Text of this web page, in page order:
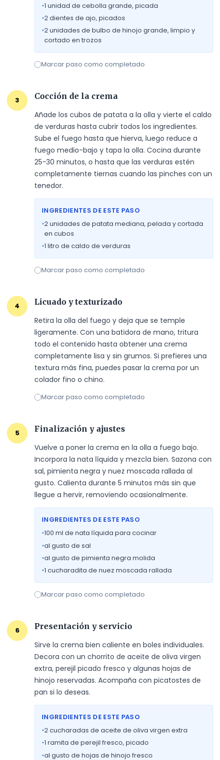
•1 unidad de cebolla grande, picada
•2dientes de ajo, picados
•2unidades de bulbo de hinojo grande, limpio y
cortado en trozos
Marcar paso como completado
3
Cocción de la crema
Añade los cubos de patata a la olla y vierte el caldo
de verduras hasta cubrir todos los ingredientes.
Sube el fuego hasta que hierva, luego reduce a
fuego medio-bajo y tapa la olla. Cocina durante
25-30 minutos, o hasta que las verduras estén
completamente tiernas cuando las pinches con un
tenedor.
INGREDIENTES DE ESTE PASO
•2unidades de patata mediana, pelada y cortada
en cubos
•1 litro de caldo de verduras
Marcar paso como completado
4
Licuado y texturizado
Retira la olla del fuego y deja que se temple
ligeramente. Con una batidora de mano, tritura
todo el contenido hasta obtener una crema
completamente lisa y sin grumos. Si prefieres una
textura más fina, puedes pasar la crema por un
colador fino o chino.
Marcar paso como completado
5
Finalización y ajustes
Vuelve a poner la crema en la olla a fuego bajo.
Incorpora la nata líquida y mezcla bien. Sazona con
sal, pimienta negra y nuez moscada rallada al
gusto. Calienta durante 5 minutos más sin que
llegue a hervir, removiendo ocasionalmente.
INGREDIENTES DE ESTE PASO
•100 ml de nata líquida para cocinar
•al gusto de sal
•al gusto de pimienta negra molida
•1 cucharadita de nuez moscada rallada
Marcar paso como completado
6
Presentación y servicio
Sirve la crema bien caliente en boles individuales.
Decora con un chorrito de aceite de oliva virgen
extra, perejil picado fresco y algunas hojas de
hinojo reservadas. Acompaña con picatostes de
pan si lo deseas.
INGREDIENTES DE ESTE PASO
•2cucharadas de aceite de oliva virgen extra
•1 ramita de perejil fresco, picado
•al gusto de hojas de hinojo fresco